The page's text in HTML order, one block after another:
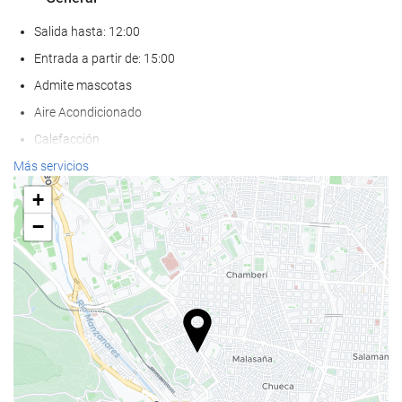
Salida hasta: 12:00
Entrada a partir de: 15:00
Admite mascotas
Aire Acondicionado
Calefacción
Ascensor
Adaptado para personas con movilidad reducida
Habitaciones No fumadores
Hotel no fumadores
Habitaciones insonorizadas
Comida y bebida
Restaurante
Restaurante a la carta
Más servicios
+
−